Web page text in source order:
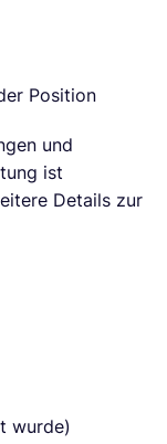
Position
und
ist
Details zur
wurde)